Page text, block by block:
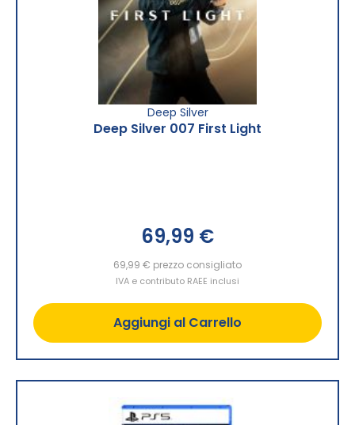
Deep Silver
Deep Silver 007 First Light
69,99 €
69,99 € prezzo consigliato
IVA e contributo RAEE inclusi
Aggiungi al Carrello